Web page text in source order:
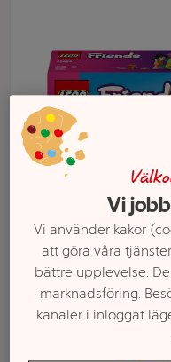
Välj
Vi
Vi använder kakor
att göra våra
bättre upplevelse.
marknadsföring.
kanaler i inloggat